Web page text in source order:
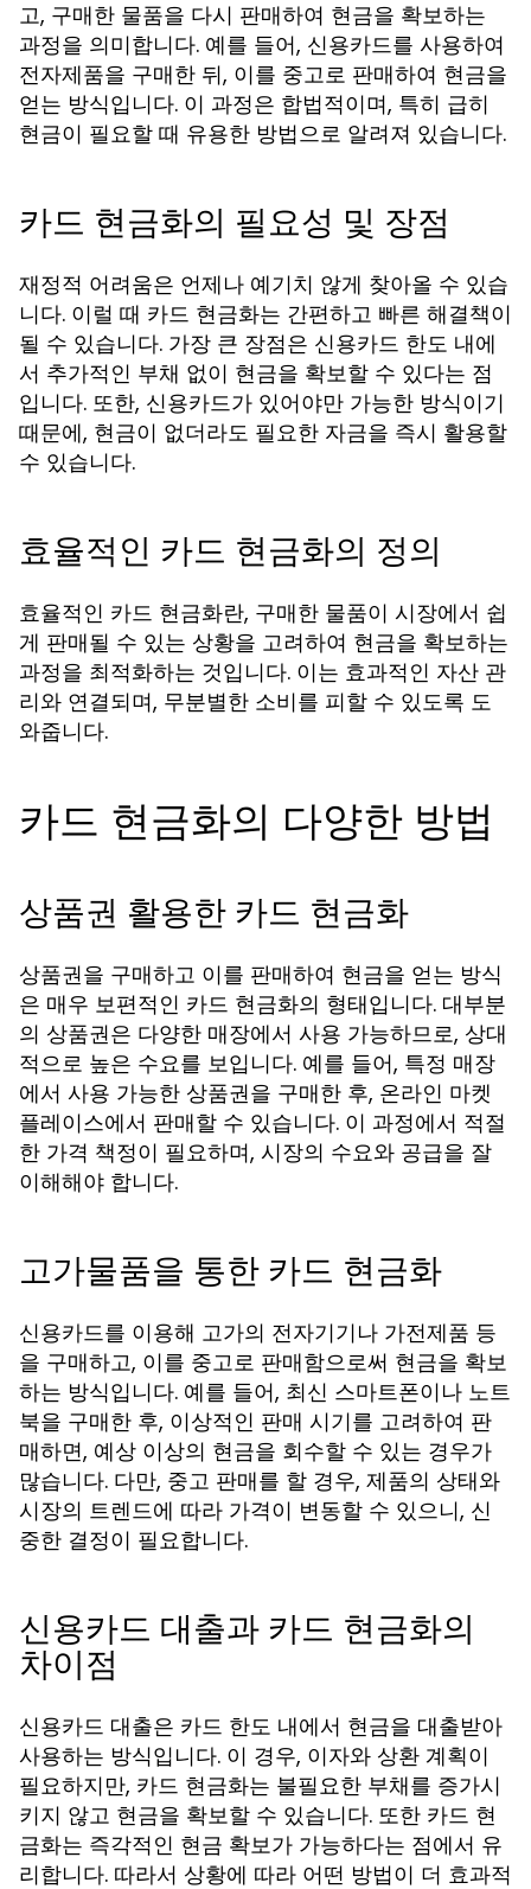
고, 구매한 물품을 다시 판매하여 현금을 확보하는
과정을 의미합니다. 예를 들어, 신용카드를 사용하여
전자제품을 구매한 뒤, 이를 중고로 판매하여 현금을
얻는 방식입니다. 이 과정은 합법적이며, 특히 급히
현금이 필요할 때 유용한 방법으로 알려져 있습니다.
카드 현금화의 필요성 및 장점
재정적 어려움은 언제나 예기치 않게 찾아올 수 있습
니다. 이럴 때 카드 현금화는 간편하고 빠른 해결책이
될 수 있습니다. 가장 큰 장점은 신용카드 한도 내에
서 추가적인 부채 없이 현금을 확보할 수 있다는 점
입니다. 또한, 신용카드가 있어야만 가능한 방식이기
때문에, 현금이 없더라도 필요한 자금을 즉시 활용할
수 있습니다.
효율적인 카드 현금화의 정의
효율적인 카드 현금화란, 구매한 물품이 시장에서 쉽
게 판매될 수 있는 상황을 고려하여 현금을 확보하는
과정을 최적화하는 것입니다. 이는 효과적인 자산 관
리와 연결되며, 무분별한 소비를 피할 수 있도록 도
와줍니다.
카드 현금화의 다양한 방법
상품권 활용한 카드 현금화
상품권을 구매하고 이를 판매하여 현금을 얻는 방식
은 매우 보편적인 카드 현금화의 형태입니다. 대부분
의 상품권은 다양한 매장에서 사용 가능하므로, 상대
적으로 높은 수요를 보입니다. 예를 들어, 특정 매장
에서 사용 가능한 상품권을 구매한 후, 온라인 마켓
플레이스에서 판매할 수 있습니다. 이 과정에서 적절
한 가격 책정이 필요하며, 시장의 수요와 공급을 잘
이해해야 합니다.
고가물품을 통한 카드 현금화
신용카드를 이용해 고가의 전자기기나 가전제품 등
을 구매하고, 이를 중고로 판매함으로써 현금을 확보
하는 방식입니다. 예를 들어, 최신 스마트폰이나 노트
북을 구매한 후, 이상적인 판매 시기를 고려하여 판
매하면, 예상 이상의 현금을 회수할 수 있는 경우가
많습니다. 다만, 중고 판매를 할 경우, 제품의 상태와
시장의 트렌드에 따라 가격이 변동할 수 있으니, 신
중한 결정이 필요합니다.
신용카드 대출과 카드 현금화의
차이점
신용카드 대출은 카드 한도 내에서 현금을 대출받아
사용하는 방식입니다. 이 경우, 이자와 상환 계획이
필요하지만, 카드 현금화는 불필요한 부채를 증가시
키지 않고 현금을 확보할 수 있습니다. 또한 카드 현
금화는 즉각적인 현금 확보가 가능하다는 점에서 유
리합니다. 따라서 상황에 따라 어떤 방법이 더 효과적